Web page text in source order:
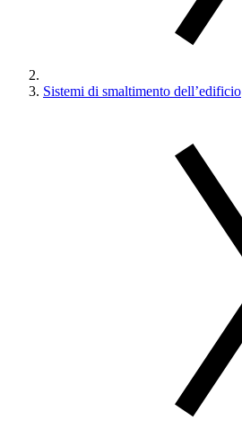
Sistemi di smaltimento dell’edificio